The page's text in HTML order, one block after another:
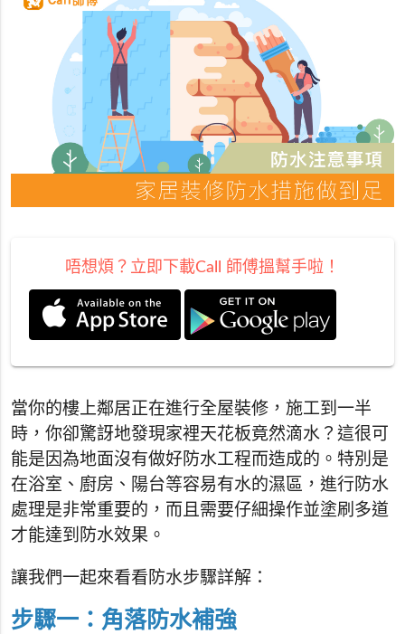
唔想煩？立即下載Call 師傅搵幫手啦！
當你的樓上鄰居正在進行全屋裝修，施工到一半
時，你卻驚訝地發現家裡天花板竟然滴水？這很可
能是因為地面沒有做好防水工程而造成的。特別是
在浴室、廚房、陽台等容易有水的濕區，進行防水
處理是非常重要的，而且需要仔細操作並塗刷多道
才能達到防水效果。
讓我們一起來看看防水步驟詳解：
步驟一：角落防水補強